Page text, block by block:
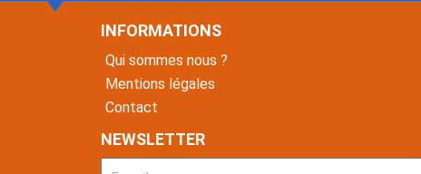
INFORMATIONS
Qui sommes nous ?
Mentions légales
Contact
NEWSLETTER